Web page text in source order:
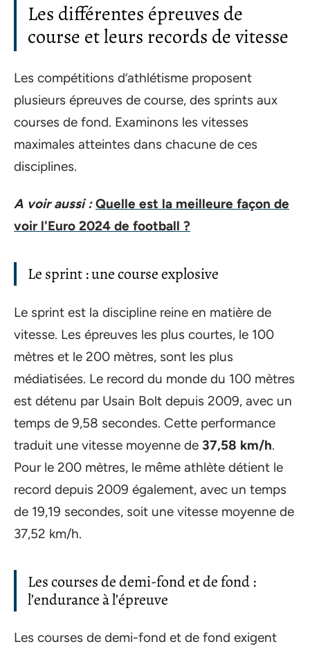
Les différentes épreuves de
course et leurs records de vitesse
Les compétitions d’athlétisme proposent
plusieurs épreuves de course, des sprints aux
courses de fond. Examinons les vitesses
maximales atteintes dans chacune de ces
disciplines.
A voir aussi : Quelle est la meilleure façon de
voir l'Euro 2024 de football ?
Le sprint : une course explosive
Le sprint est la discipline reine en matière de
vitesse. Les épreuves les plus courtes, le 100
mètres et le 200 mètres, sont les plus
médiatisées. Le record du monde du 100 mètres
est détenu par Usain Bolt depuis 2009, avec un
temps de 9,58 secondes. Cette performance
traduit une vitesse moyenne de 37,58 km/h.
Pour le 200 mètres, le même athlète détient le
record depuis 2009 également, avec un temps
de 19,19 secondes, soit une vitesse moyenne de
37,52 km/h.
Les courses de demi-fond et de fond :
l’endurance à l’épreuve
Les courses de demi-fond et de fond exigent